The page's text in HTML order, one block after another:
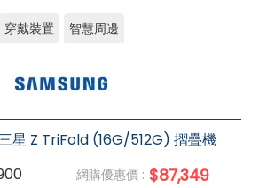
穿戴裝置 智慧周邊
星 Z TriFold (16G/512G) 摺疊機
網購優惠價 : $87,349